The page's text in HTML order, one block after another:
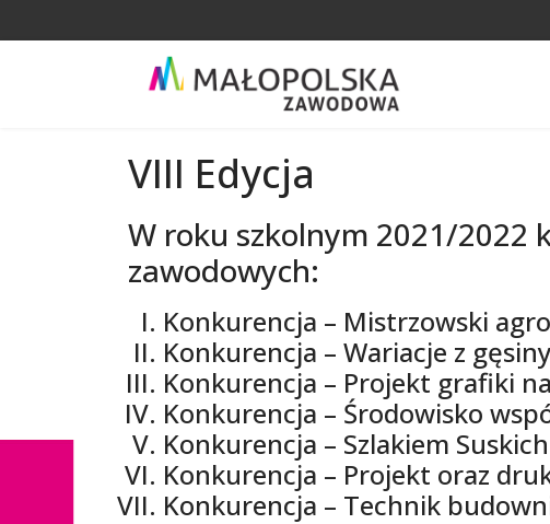
VIII Edycja
W roku szkolnym 2021/2022
zawodowych:
Konkurencja – Mistrzowski
Konkurencja – Wariacje z
Konkurencja – Projekt grafiki
Konkurencja – Środowisko
Konkurencja – Szlakiem
Konkurencja – Projekt oraz
Konkurencja – Technik